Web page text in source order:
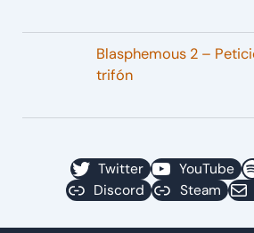
Blasphemous 2 –
trifón
Twitter YouTube
Discord
Steam